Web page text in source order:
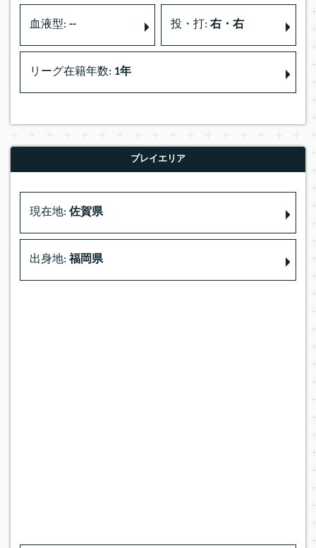
血液型: -- 投・打: 右・右
リーグ在籍年数: 1年
プレイエリア
現在地: 佐賀県
出身地: 福岡県